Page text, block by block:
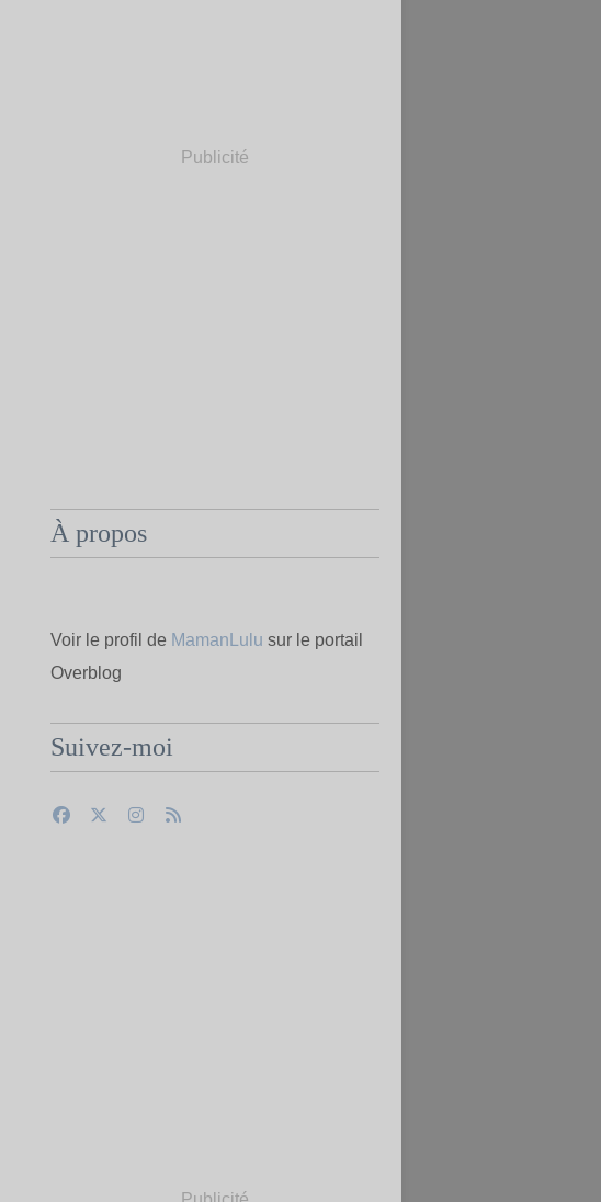
Publicité
À propos
Voir le profil de MamanLulu sur le portail
Overblog
Suivez-moi